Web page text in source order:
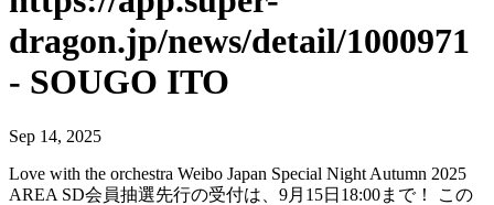
dragon.jp/news/detail/1000971
- SOUGO ITO
Sep 14, 2025
Love with the orchestra Weibo Japan Special Night Autumn 2025
AREA SD会員抽選先行の受付は、9月15日18:00まで！ この